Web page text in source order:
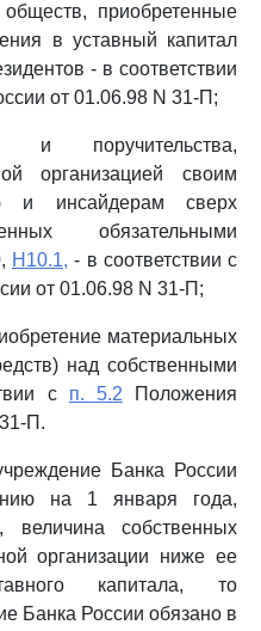
приобретенные
в уставный капитал
- в соответствии
от 01.06.98 N 31-П;
поручительства,
организацией своим
и инсайдерам сверх
обязательными
Н10.1, - в соответствии с
от 01.06.98 N 31-П;
материальных
над собственными
с п. 5.2 Положения
П.
Банка России
на 1 января года,
величина собственных
организации ниже ее
капитала, то
Банка России обязано в